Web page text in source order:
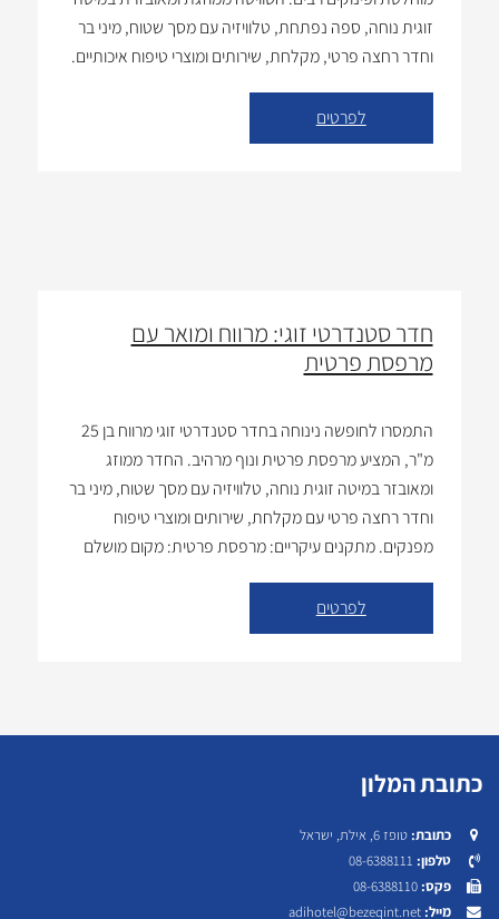
זוגית נוחה, ספה נפתחת, טלוויזיה עם מסך שטוח, מיני בר
וחדר רחצה פרטי, מקלחת, שירותים ומוצרי טיפוח איכותיים.
תחושה של רוגע ושלווה. מיזוג […]
לפרטים
חדר סטנדרטי זוגי: מרווח ומואר עם
מרפסת פרטית
התמסרו לחופשה נינוחה בחדר סטנדרטי זוגי מרווח בן 25
מ"ר, המציע מרפסת פרטית ונוף מרהיב. החדר ממוזג
ומאובזר במיטה זוגית נוחה, טלוויזיה עם מסך שטוח, מיני בר
וחדר רחצה פרטי עם מקלחת, שירותים ומוצרי טיפוח
מפנקים. מתקנים עיקריים: מרפסת פרטית: מקום מושלם
עמוקה ומנוחה מרבית. טלוויזיה […]
לפרטים
כתובת המלון
כתובת: טופז 6, אילת, ישראל
טלפון: 08-6388111
פקס: 08-6388110
מייל: adihotel@bezeqint.net